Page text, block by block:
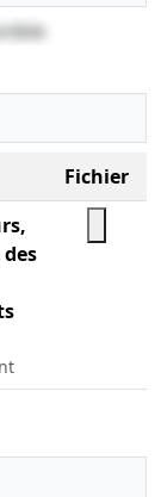
Fichier